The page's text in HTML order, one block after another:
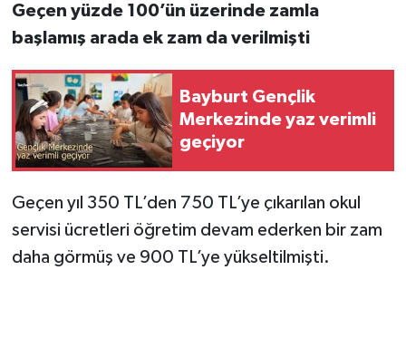
Geçen yüzde 100’ün üzerinde zamla
başlamış arada ek zam da verilmişti
Bayburt Gençlik
Merkezinde yaz verimli
geçiyor
Geçen yıl 350 TL’den 750 TL’ye çıkarılan okul
servisi ücretleri öğretim devam ederken bir zam
daha görmüş ve 900 TL’ye yükseltilmişti.